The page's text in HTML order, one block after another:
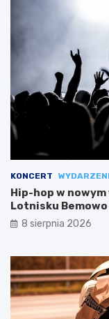
KONCERT
Hip-hop w
Lotnisku Bemowo
8 sierpnia 2026